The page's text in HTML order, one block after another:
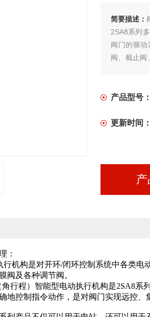
简要描述：
2SA8系列
阀门的驱
阀、截止阀
产品型号：
更新时间：
：
行机构是对开环/闭环控制系统中各类
阀及各种调节阀。
角行程）智能型电动执行机构是2SA8
地控制指令动作，是对阀门实现远控、